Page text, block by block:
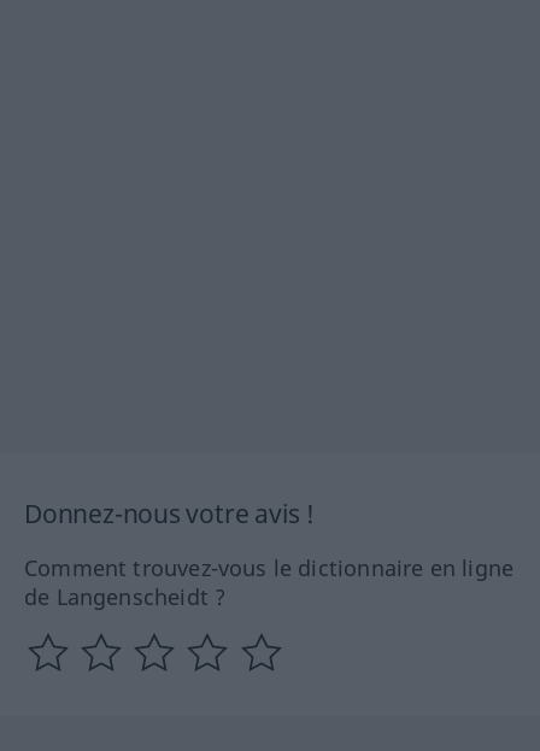
Donnez-nous votre avis !
Comment trouvez-vous le dictionnaire en ligne
de Langenscheidt ?